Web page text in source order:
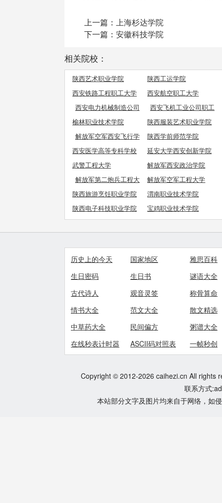
上一篇： 上海杉达学院
下一篇： 安徽科技学院
相关院校：
陕西艺术职业学院
陕西工运学院
西安铁路工程职工大学
西安航空职工大学
西安电力机械制造公司
机电学院
西安飞机工业公司职工
工学院
榆林职业技术学院
陕西服装艺术职业学院
解放军空军西安飞行学
院
陕西学前师范学院
西安医学高等专科学校
延安大学西安创新学院
武警工程大学
解放军西安政治学院
解放军第二炮兵工程大
学
解放军空军工程大学
陕西旅游烹饪职业学院
渭南职业技术学院
陕西电子科技职业学院
宝鸡职业技术学院
历史上的今天 国家地区
雅思百科
生日密码
生日书
谜语大全
古代诗人
观音灵签
称骨算命
情书大全
范文大全
散文精选
中草药大全
民间偏方
粥谱大全
在线秒表计时器
ASCII码对照表 一帧秒创
Copyright © 2012-2026 caihezi.cn All rights
联系方式
本站部分文字及图片均来自于网络，如